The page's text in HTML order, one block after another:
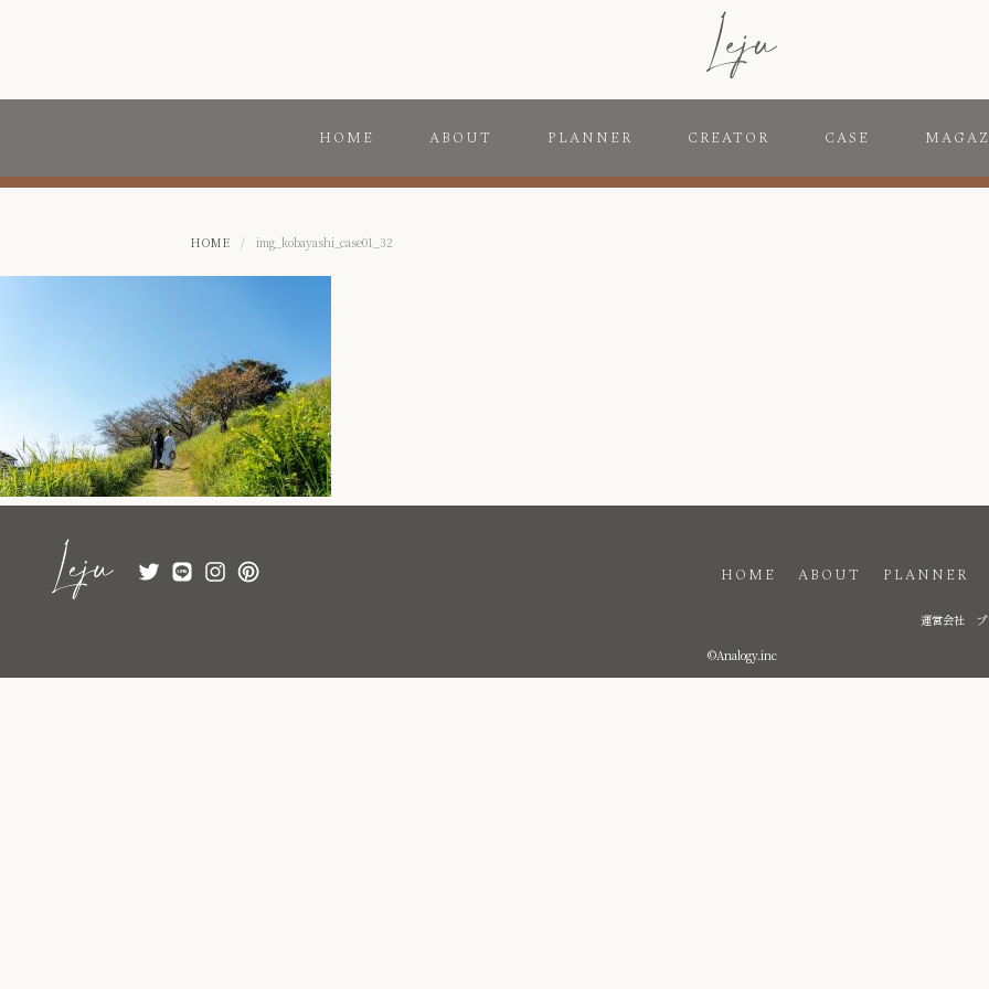
HOME ABOUT PLANNER CREATOR CASE
HOME / img_kobayashi_case01_32
HOME ABOUT PLANNER
運営会社
©Analogy.inc